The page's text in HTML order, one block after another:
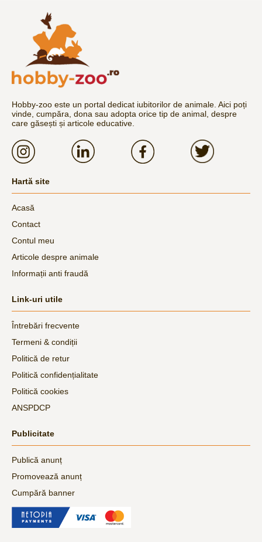
Hobby-zoo este un portal dedicat iubitorilor de animale. Aici poți
vinde, cumpăra, dona sau adopta orice tip de animal, despre
care găsești și articole educative.
Hartă site
Acasă
Contact
Contul meu
Articole despre animale
Informații anti fraudă
Link-uri utile
Întrebări frecvente
Termeni & condiții
Politică de retur
Politică confidențialitate
Politică cookies
ANSPDCP
Publicitate
Publică anunț
Promovează anunț
Cumpără banner